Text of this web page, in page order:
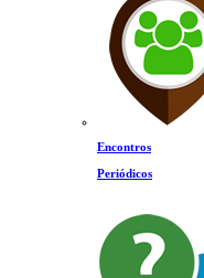
Encontros
Periódicos